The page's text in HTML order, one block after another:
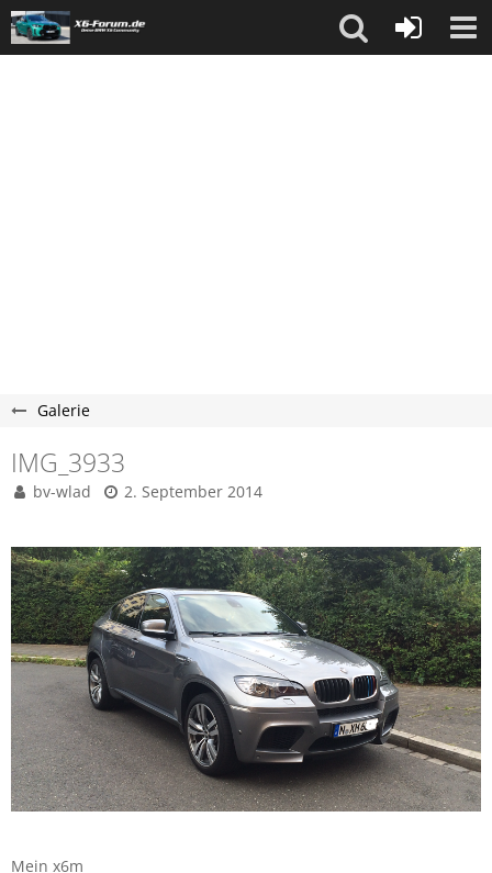
Galerie
IMG_3933
bv-wlad 2. September 2014
Mein x6m